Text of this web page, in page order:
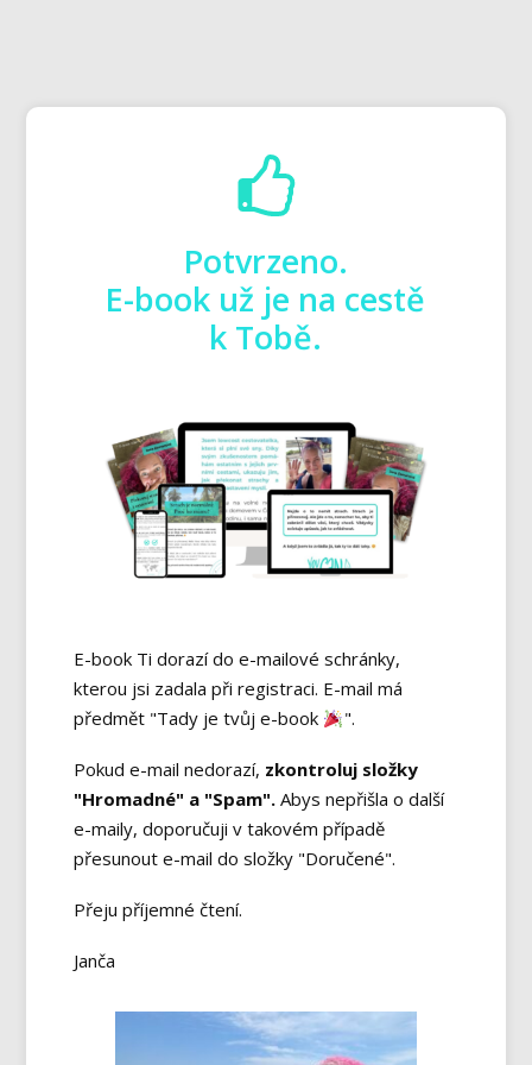
Potvrzeno.
E-book už je na cestě
k Tobě.
E-book Ti dorazí do e-mailové schránky,
kterou jsi zadala při registraci. E-mail má
předmět "Tady je tvůj e-book
".
Pokud e-mail nedorazí, zkontroluj složky
"Hromadné" a "Spam". Abys nepřišla o další
e-maily, doporučuji v takovém případě
přesunout e-mail do složky "Doručené".
Přeju příjemné čtení.
Janča